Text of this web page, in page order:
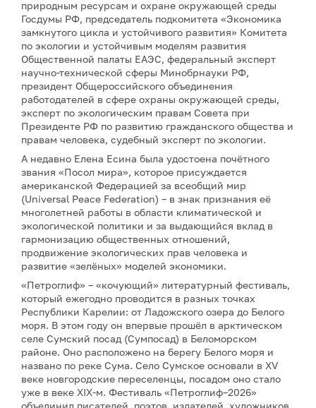
природным ресурсам и охране окружающей среды
Госдумы РФ, председатель подкомитета «Экономика
замкнутого цикла и устойчивого развития» Комитета
по экологии и устойчивым моделям развития
Общественной палаты ЕАЭС, федеральный эксперт
научно-технической сферы Минобрнауки РФ,
президент Общероссийского объединения
работодателей в сфере охраны окружающей среды,
эксперт по экологическим правам Совета при
Президенте РФ по развитию гражданского общества и
правам человека, судебный эксперт по экологии.
А недавно Елена Есина была удостоена почётного
звания «Посол мира», которое присуждается
американской Федерацией за всеобщий мир
(Universal Peace Federation) – в знак признания её
многолетней работы в области климатической и
экологической политики и за выдающийся вклад в
гармонизацию общественных отношений,
продвижение экологических прав человека и
развитие «зелёных» моделей экономики.
«Петроглиф» – «кочующий» литературный фестиваль,
который ежегодно проводится в разных точках
Республики Карелии: от Ладожского озера до Белого
моря. В этом году он впервые прошёл в арктическом
селе Сумский посад (Сумпосад) в Беломорском
районе. Оно расположено на берегу Белого моря и
названо по реке Сума. Село Сумское основали в XV
веке новгородские переселенцы, посадом оно стало
уже в веке XIX-м. Фестиваль «Петроглиф–2026»